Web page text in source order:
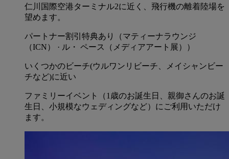
仁川国際空港ターミナル2に近く、飛行機の離着陸場を
望めます。
パートナー割引特典あり（マティーナラウンジ
（ICN） · ル・ ペース（メディアアート展））
いくつかのビーチ(ウルワンリビーチ、メイシャンビー
チなど)に近い
ファミリーイベント（1歳のお誕生日、親御さんのお誕
生日、小規模なウェディングなど）にご利用いただけ
ます。